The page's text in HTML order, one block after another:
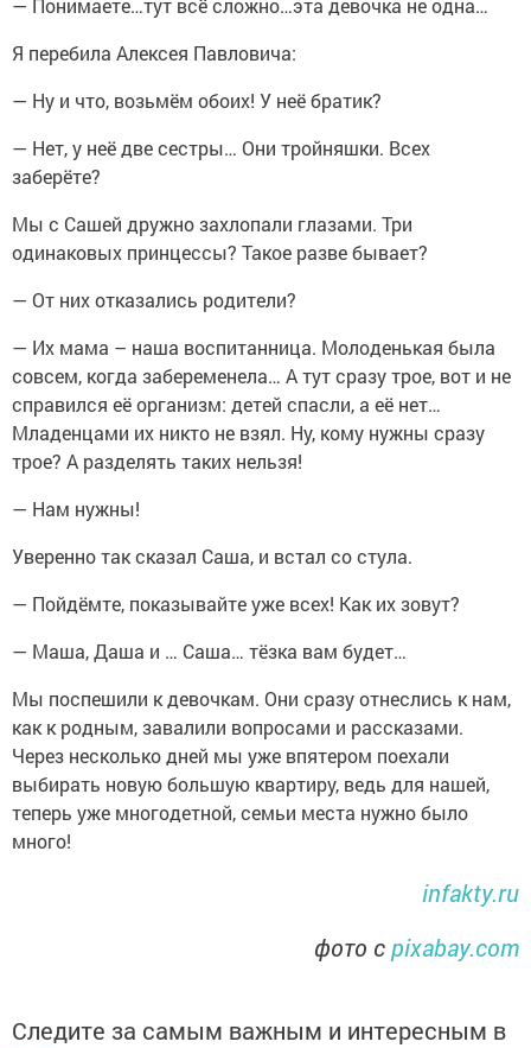
— Понимаете…тут всё сложно…эта девочка не одна…
Я перебила Алексея Павловича:
— Ну и что, возьмём обоих! У неё братик?
— Нет, у неё две сестры… Они тройняшки. Всех
заберёте?
Мы с Сашей дружно захлопали глазами. Три
одинаковых принцессы? Такое разве бывает?
— От них отказались родители?
— Их мама – наша воспитанница. Молоденькая была
совсем, когда забеременела… А тут сразу трое, вот и не
справился её организм: детей спасли, а её нет…
Младенцами их никто не взял. Ну, кому нужны сразу
трое? А разделять таких нельзя!
— Нам нужны!
Уверенно так сказал Саша, и встал со стула.
— Пойдёмте, показывайте уже всех! Как их зовут?
— Маша, Даша и … Саша… тёзка вам будет…
Мы поспешили к девочкам. Они сразу отнеслись к нам,
как к родным, завалили вопросами и рассказами.
Через несколько дней мы уже впятером поехали
выбирать новую большую квартиру, ведь для нашей,
теперь уже многодетной, семьи места нужно было
много!
infakty.ru
фото сpixabay.com
Следите за самым важным и интересным в